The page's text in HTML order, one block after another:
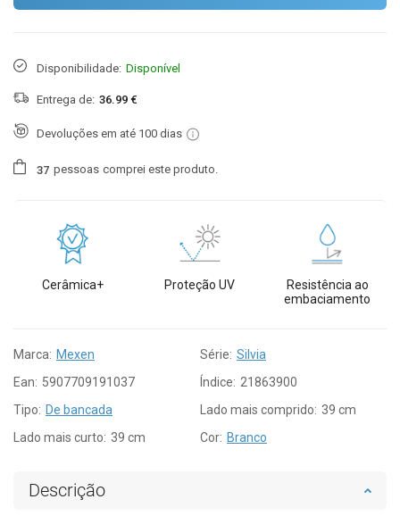
Disponibilidade: Disponível
Entrega de: 36.99 €
Devoluções em até 100 dias
37 pessoas comprei este produto.
Cerâmica+ Proteção UV
Resistência ao
embaciamento
Marca: Mexen Série: Silvia
Ean: 5907709191037 Índice: 21863900
Tipo: De bancada Lado mais comprido: 39 cm
Lado mais curto: 39 cm Cor: Branco
Descrição